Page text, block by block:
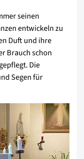
seinen
entwickeln zu
Duft und ihre
Brauch schon
Die
Segen für